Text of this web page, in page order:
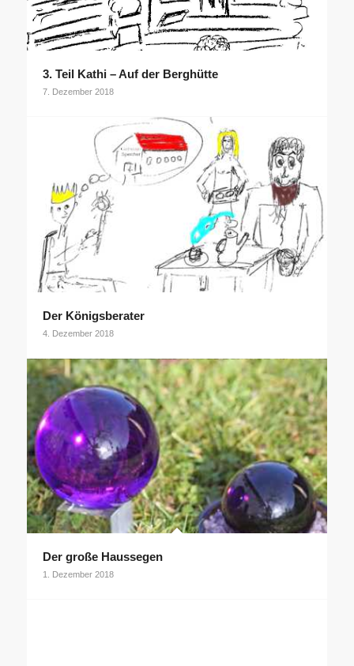
3. Teil Kathi – Auf der Berghütte
7. Dezember 2018
Der Königsberater
4. Dezember 2018
Der große Haussegen
1. Dezember 2018